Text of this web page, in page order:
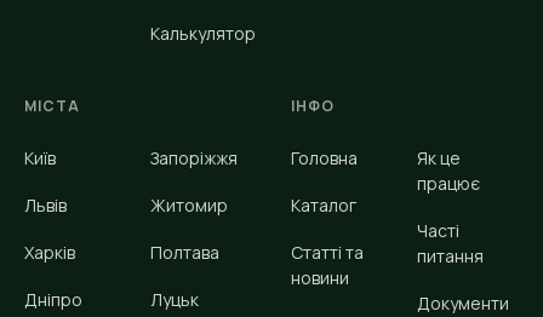
Калькулятор
МІСТА
Київ
Львів
Харків
Дніпро
Запоріжжя
Житомир
Полтава
Луцьк
ІНФО
Головна
Каталог
Статті та
новини
Як це
працює
Часті
питання
Документи